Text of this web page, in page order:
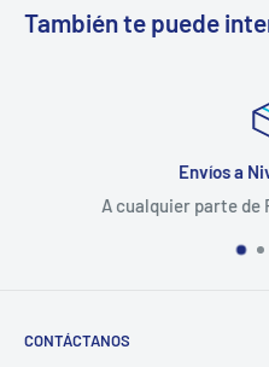
También te puede
Envíos a
A cualquier parte de
CONTÁCTANOS